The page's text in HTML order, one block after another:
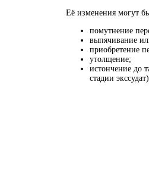
Её изменения могут
помутнение
выпячивание
приобретение
утолщение;
истончение до
стадии